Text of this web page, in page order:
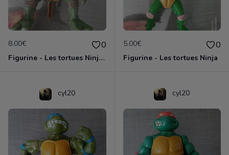
8.00€ 0
Figurine - Les tortues Ninja - Leonardo
5.00€ 0
Figurine - Les tortues Ninja
cyl20 cyl20